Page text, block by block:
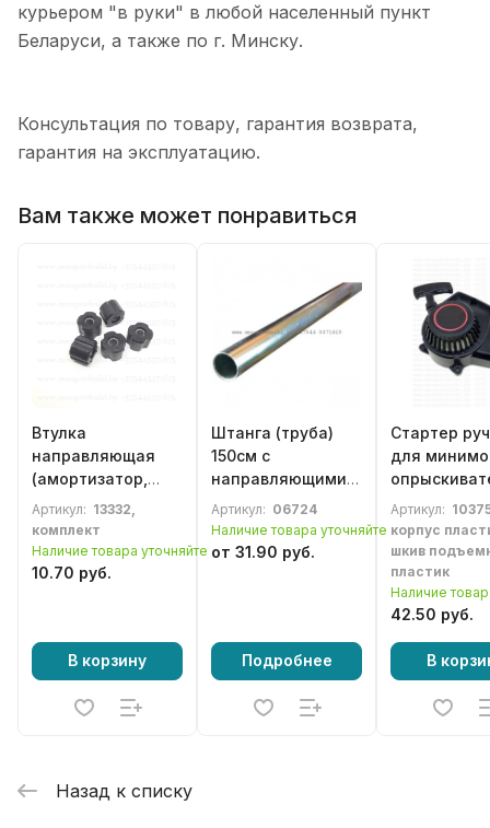
курьером "в руки" в любой населенный пункт
Беларуси, а также по г. Минску.
Консультация по товару, гарантия возврата,
гарантия на эксплуатацию.
Вам также может понравиться
Втулка
направляющая
(амортизатор,
виброизолятор)
вала 8мм/26мм
для
бензотриммера
Артикул: 13332,
комплект
Наличие товара уточняйте
10.70 руб.
В корзину
Штанга (труба)
150см с
направляющими
втулками для
бензотриммера,
мотокосы 33-52сс
Артикул: 06724
Наличие товара уточняйте
от 31.90 руб.
Подробнее
Стартер
для
генератора,
детского
минибайка
Артикул:
корпус
шкив
пластик
Наличие
42.50 руб.
В
Назад к списку